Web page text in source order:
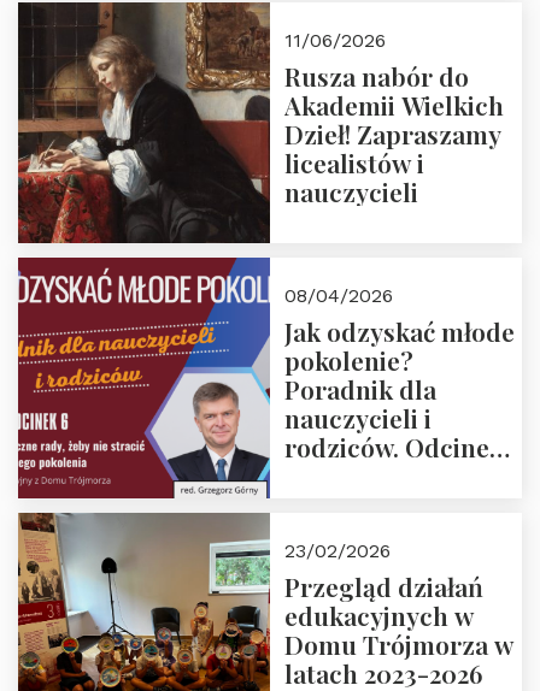
11/06/2026
Rusza nabór do
Akademii Wielkich
Dzieł! Zapraszamy
licealistów i
nauczycieli
08/04/2026
Jak odzyskać młode
pokolenie?
Poradnik dla
nauczycieli i
rodziców. Odcinek
Rozmawiają red.
Grzegorz Górny i
prof. Michał
Łuczewski
23/02/2026
Przegląd działań
edukacyjnych w
Domu Trójmorza w
latach 2023-2026